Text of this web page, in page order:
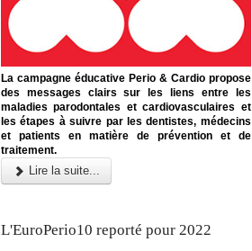
La campagne éducative Perio & Cardio propose
des messages clairs sur les liens entre les
maladies parodontales et cardiovasculaires et
les étapes à suivre par les dentistes, médecins
et patients en matière de prévention et de
traitement.
Lire la suite...
L'EuroPerio10 reporté pour 2022